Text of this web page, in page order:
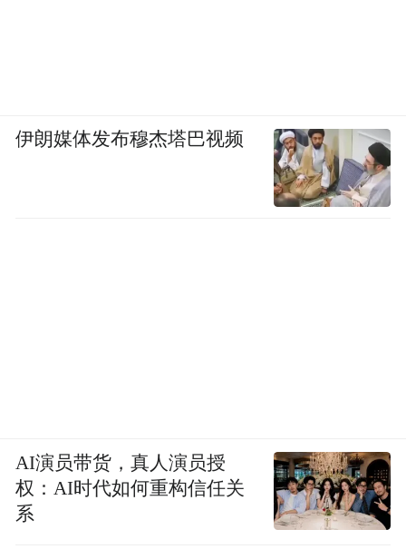
伊朗媒体发布穆杰塔巴视频
AI演员带货，真人演员授
权：AI时代如何重构信任关
系